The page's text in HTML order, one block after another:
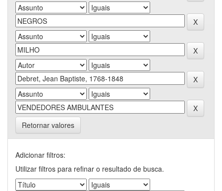
Retornar valores
Adicionar filtros:
Utilizar filtros para refinar o resultado de busca.